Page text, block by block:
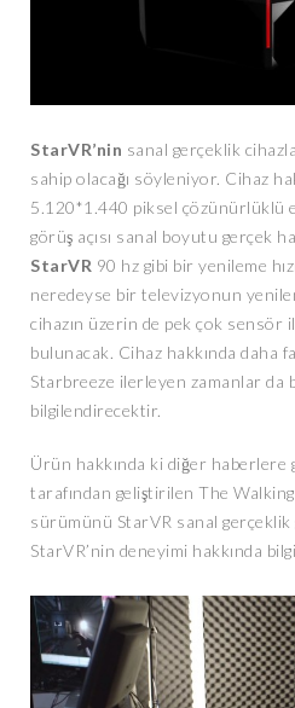
StarVR’nin sanal gerçeklik
sahip olacağı söyleniyor. Cihaz
5.120*1.440 piksel çözünürlüklü
görüş açısı sanal boyutu gerçek
StarVR 90 hz gibi bir yenileme
neredeyse bir televizyonun
cihazın üzerin de pek çok sensör
bulunacak. Cihaz hakkında daha
Starbreeze ilerleyen zamanlar da
bilgilendirecektir.
Ürün hakkında ki diğer haberlere
tarafından geliştirilen The
sürümünü StarVR sanal
StarVR’nin deneyimi hakkında